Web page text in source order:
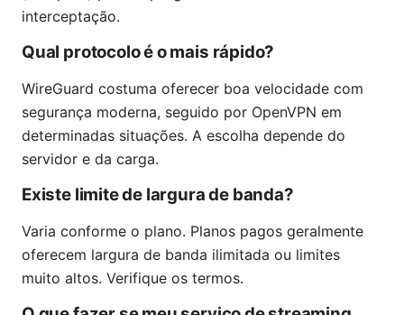
interceptação.
Qual protocolo é o mais rápido?
WireGuard costuma oferecer boa velocidade com
segurança moderna, seguido por OpenVPN em
determinadas situações. A escolha depende do
servidor e da carga.
Existe limite de largura de banda?
Varia conforme o plano. Planos pagos geralmente
oferecem largura de banda ilimitada ou limites
muito altos. Verifique os termos.